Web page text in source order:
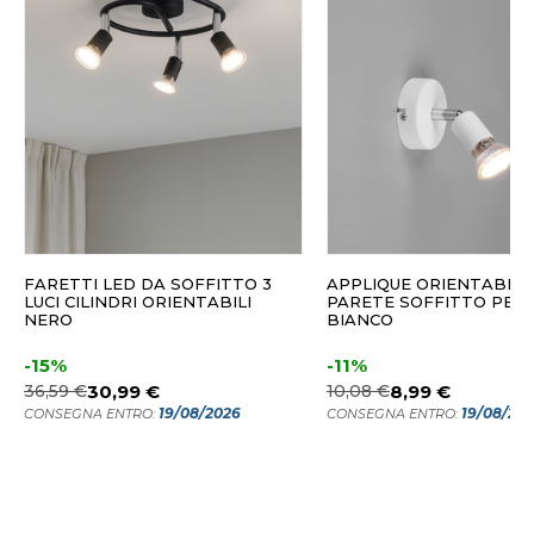
FARETTI LED DA SOFFITTO 3
LUCI CILINDRI ORIENTABILI
NERO
-15%
36,59 €30,99 €
CONSEGNA ENTRO: 19/08/2026
APPLIQUE
PARETE SOFFITTO PER
BIANCO
-11%
10,08 €8,99 €
CONSEGNA ENTRO: 19/08/